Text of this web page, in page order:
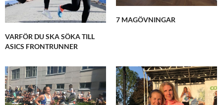
VARFÖR DU SKA SÖKA TILL
ASICS FRONTRUNNER
7 MAGÖVNINGAR